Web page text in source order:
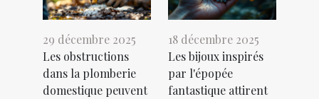
29 décembre 2025
Les obstructions
dans la plomberie
domestique peuvent
18 décembre 2025
Les bijoux inspirés
par l'épopée
fantastique attirent